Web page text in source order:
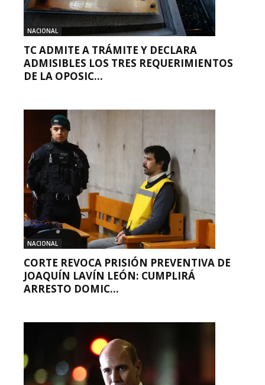
NACIONAL
TC ADMITE A TRÁMITE Y DECLARA
ADMISIBLES LOS TRES REQUERIMIENTOS
DE LA OPOSIC...
NACIONAL
CORTE REVOCA PRISIÓN PREVENTIVA DE
JOAQUÍN LAVÍN LEÓN: CUMPLIRÁ
ARRESTO DOMIC...